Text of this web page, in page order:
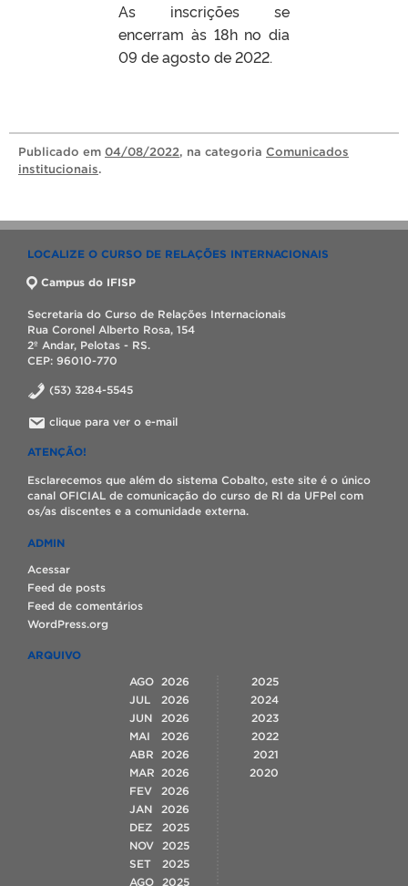
As inscrições se
encerram às 18h no dia
09 de agosto de 2022.
Publicado em 04/08/2022, na categoria Comunicados
institucionais.
LOCALIZE O CURSO DE RELAÇÕES INTERNACIONAIS
Campus do IFISP
Secretaria do Curso de Relações Internacionais
Rua Coronel Alberto Rosa, 154
2º Andar, Pelotas - RS.
CEP: 96010-770
(53) 3284-5545
clique para ver o e-mail
ATENÇÃO!
Esclarecemos que além do sistema Cobalto, este site é o único
canal OFICIAL de comunicação do curso de RI da UFPel com
os/as discentes e a comunidade externa.
ADMIN
Acessar
Feed de posts
Feed de comentários
WordPress.org
ARQUIVO
AGO
2026
JUL
2026
JUN
2026
MAI
2026
ABR
2026
MAR
2026
FEV
2026
JAN
2026
DEZ
2025
NOV
2025
SET
2025
AGO
2025
2025
2024
2023
2022
2021
2020